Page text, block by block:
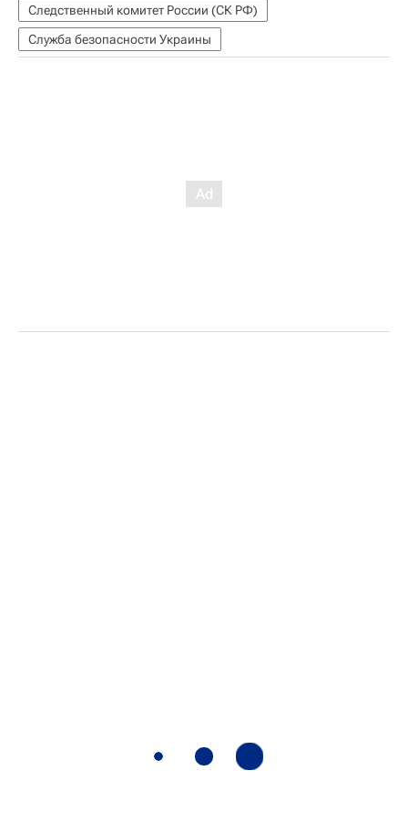
Следственный комитет России (СК РФ)
Служба безопасности Украины